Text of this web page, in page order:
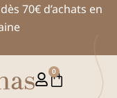
70€ d’achats en
0
Panier